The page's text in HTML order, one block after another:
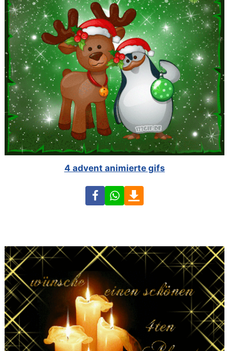
4 advent animierte gifs
FacebookWhatsApp